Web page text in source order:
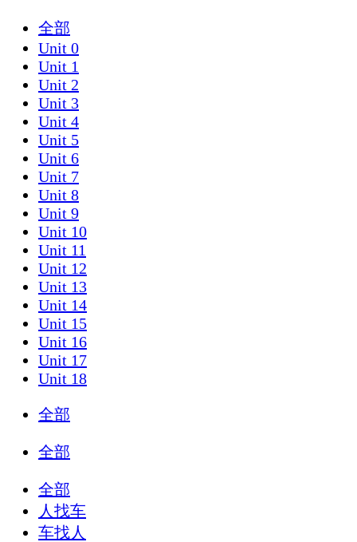
全部
Unit 0
Unit 1
Unit 2
Unit 3
Unit 4
Unit 5
Unit 6
Unit 7
Unit 8
Unit 9
Unit 10
Unit 11
Unit 12
Unit 13
Unit 14
Unit 15
Unit 16
Unit 17
Unit 18
全部
全部
全部
人找车
车找人